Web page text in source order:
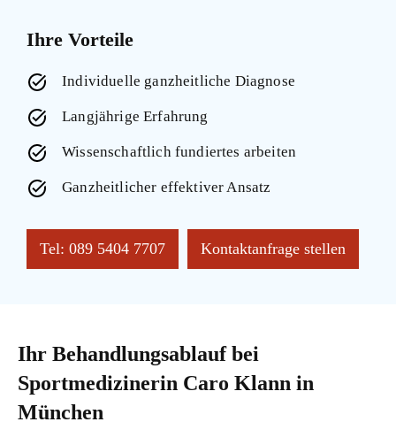
Ihre Vorteile
Individuelle ganzheitliche Diagnose
Langjährige Erfahrung
Wissenschaftlich fundiertes arbeiten
Ganzheitlicher effektiver Ansatz
Tel: 089 5404 7707 Kontaktanfrage stellen
Ihr Behandlungsablauf bei
Sportmedizinerin Caro Klann in
München